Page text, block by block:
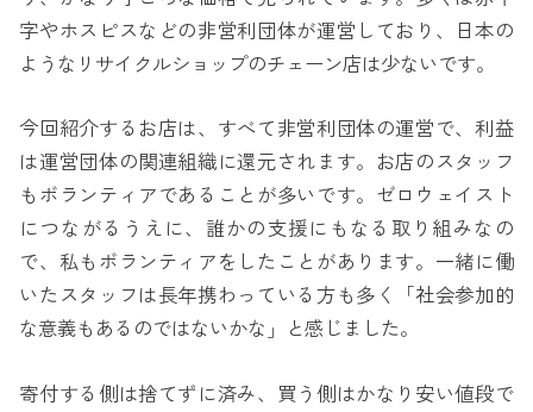
字やホスピスなどの非営利団体が運営しており、日本の
ようなリサイクルショップのチェーン店は少ないです。
今回紹介するお店は、すべて非営利団体の運営で、利益
は運営団体の関連組織に還元されます。お店のスタッフ
もボランティアであることが多いです。ゼロウェイスト
につながるうえに、誰かの支援にもなる取り組みなの
で、私もボランティアをしたことがあります。一緒に働
いたスタッフは長年携わっている方も多く「社会参加的
な意義もあるのではないかな」と感じました。
寄付する側は捨てずに済み、買う側はかなり安い値段で